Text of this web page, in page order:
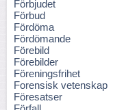
Förbjudet
Förbud
Fördöma
Fördömande
Förebild
Förebilder
Föreningsfrihet
Forensisk vetenskap
Föresatser